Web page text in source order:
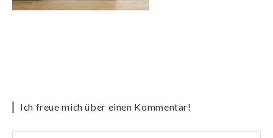
Ich freue mich über einen Kommentar!